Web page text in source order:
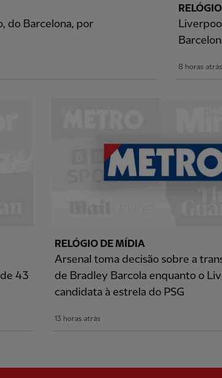
do Barcelona, por
8 horas atrás
43
RELÓGIO DE MÍDIA
Arsenal toma decisão sobre a
de Bradley Barcola enquanto o
candidata à estrela do PSG
13 horas atrás